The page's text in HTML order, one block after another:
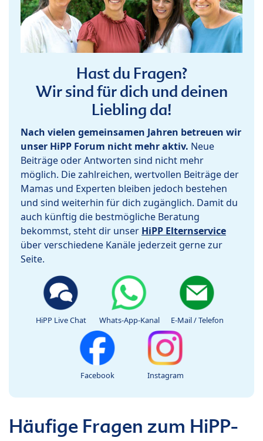
Hast du Fragen?
Wir sind für dich und deinen
Liebling da!
Nach vielen gemeinsamen Jahren betreuen wir
unser HiPP Forum nicht mehr aktiv. Neue
Beiträge oder Antworten sind nicht mehr
möglich. Die zahlreichen, wertvollen Beiträge der
Mamas und Experten bleiben jedoch bestehen
und sind weiterhin für dich zugänglich. Damit du
auch künftig die bestmögliche Beratung
bekommst, steht dir unser HiPP Elternservice
über verschiedene Kanäle jederzeit gerne zur
Seite.
HiPP Live Chat Whats-App-Kanal E-Mail / Telefon
Facebook Instagram
Häufige Fragen zum HiPP-